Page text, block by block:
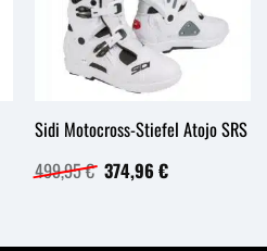
Sidi Motocross-Stiefel Atojo SRS
499,95€ Ursprünglicher
Preis
374,96 €Aktueller
Preis